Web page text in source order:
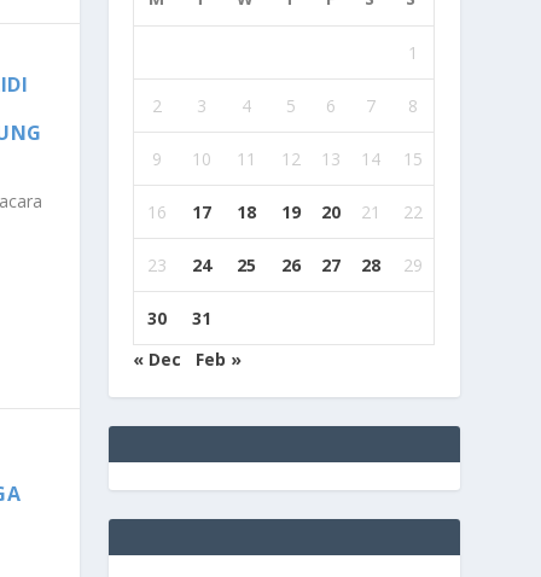
1
2 3 4 5 6 7 8
9 10 11 12 13 14 15
16 17 18 19 20 21 22
23 24 25 26 27 28 29
30
31
« Dec
Feb »